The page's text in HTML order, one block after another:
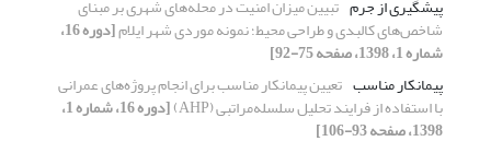
پیشگیری از جرم تبیین میزان امنیت در محله‌های شهری بر مبنای
شاخص‌های کالبدی و طراحی محیط؛ نمونه موردی شهر ایلام [دوره 16،
شماره 1، 1398، صفحه 75-92]
پیمانکار مناسب تعیین پیمانکار مناسب برای انجام پروژه‌های عمرانی
با استفاده از فرایند تحلیل سلسله‌مراتبی (AHP) [دوره 16، شماره 1،
1398، صفحه 93-106]